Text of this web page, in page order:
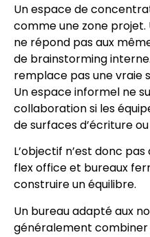
Un espace de
comme une zone projet.
ne répond pas aux
de brainstorming
remplace pas une vraie
Un espace informel ne
collaboration si les
de surfaces d’écriture
L’objectif n’est donc
flex office et bureaux
construire un équilibre.
Un bureau adapté aux
généralement combiner